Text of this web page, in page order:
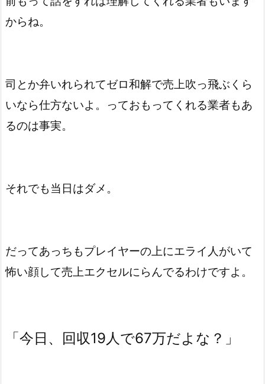
からね。
司とか弁いれられてゼロ和解で売上吹っ飛ぶくら
いなら仕方ないよ。っておもってくれる業者もあ
るのは事実。
それでも当日はダメ。
だってあっちもプレイヤーの上にエライ人がいて
怖い顔して売上エクセルにらんでるわけですよ。
「今日、回収19人で67万だよな？」